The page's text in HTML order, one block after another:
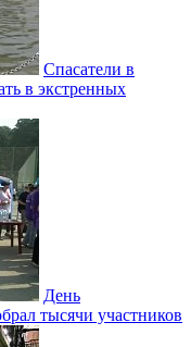
Спасатели в
в экстренных
День
тысячи участников